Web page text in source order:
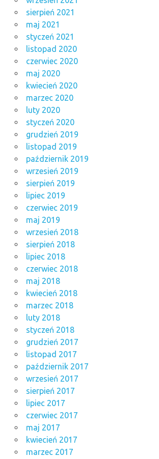
sierpień 2021
maj 2021
styczeń 2021
listopad 2020
czerwiec 2020
maj 2020
kwiecień 2020
marzec 2020
luty 2020
styczeń 2020
grudzień 2019
listopad 2019
październik 2019
wrzesień 2019
sierpień 2019
lipiec 2019
czerwiec 2019
maj 2019
wrzesień 2018
sierpień 2018
lipiec 2018
czerwiec 2018
maj 2018
kwiecień 2018
marzec 2018
luty 2018
styczeń 2018
grudzień 2017
listopad 2017
październik 2017
wrzesień 2017
sierpień 2017
lipiec 2017
czerwiec 2017
maj 2017
kwiecień 2017
marzec 2017